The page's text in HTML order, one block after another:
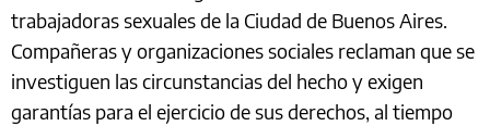
trabajadoras sexuales de la Ciudad de Buenos Aires.
Compañeras y organizaciones sociales reclaman que se
investiguen las circunstancias del hecho y exigen
garantías para el ejercicio de sus derechos, al tiempo